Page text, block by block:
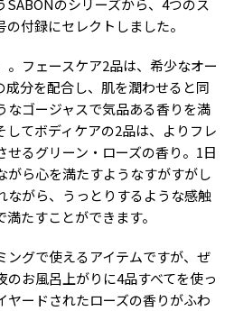
SABONのシリーズから、4つのス
付録にセレクトしました。
。フェースケア2品は、希少なオー
成分を配合し、肌を潤わせると同
なゴージャスで気品ある香りを満
てボディケアの2品は、よりフレ
せるグリーン・ローズの香り。1日
がら心を満たすようなすがすがし
ながら、うっとりするような感触
たすことができます。
ングで使えるアイテムですが、ぜ
のお風呂上がりに4品すべてを使っ
ヤードされたローズの香りがふわ